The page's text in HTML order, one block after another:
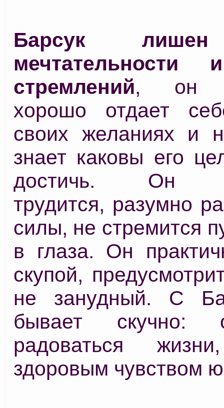
Барсук
стремлений, он
хорошо отдает
своих желаниях и
знает каковы его
достичь. Он
трудится, разумно
силы, не стремится
в глаза. Он
скупой,
не занудный. С
бывает скучно:
радоваться
здоровым чувством